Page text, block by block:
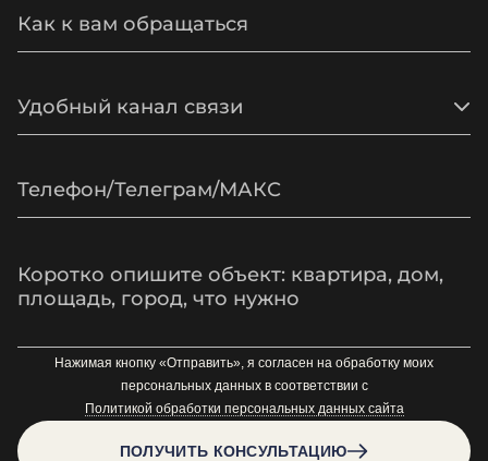
Удобный канал связи
ПОЛУЧИТЬ КОНСУЛЬТАЦИЮ
Нажимая кнопку «Отправить», я согласен на обработку моих
персональных данных в соответствии с
Политикой обработки персональных данных сайта